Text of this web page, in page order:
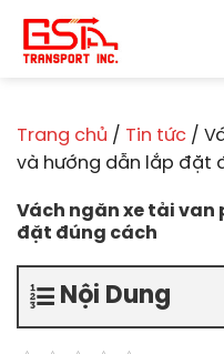
đến
nội
Trang chủ / Tin tức /
và hướng dẫn lắp đặt
Vách ngăn xe tải van
đặt đúng cách
Nội Dung